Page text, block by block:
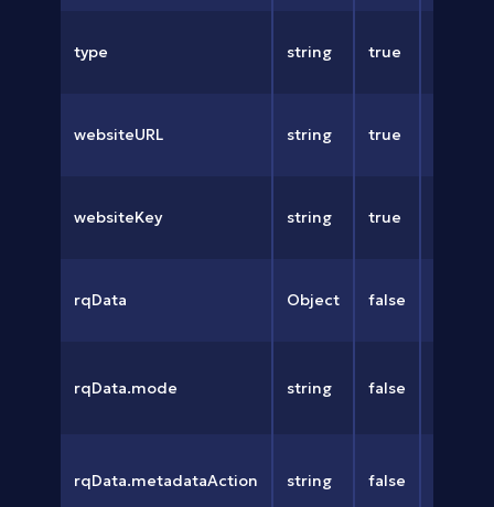
type string true
websiteURL string true
websiteKey string true
rqData Object false
rqData.mode string false
rqData.metadataAction string false